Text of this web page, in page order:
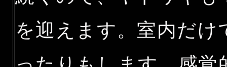
を迎えます。室内だ